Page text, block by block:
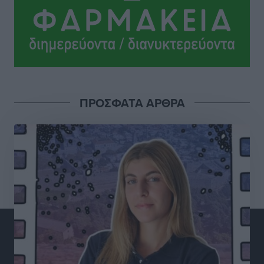
Ειδήσεις πριν 5 ώρες
Γ. Χατζημάρκος από το Μέγαρο Μαξίμου: “Ο
τουρισμός μπορεί να γίνει ο μεγαλύτερος πελάτης της
ελληνικής βιομηχανίας”
Ελλάδα
Ειδήσεις• πριν 5 ώρες
Άκυρες οι εγκύκλιοι που δεν αναρτώνται,
υποχρεωτική η δημοσίευσή τους από την 1η
Οκτωβρίου
Ειδήσεις πριν 5 ώρες
Καύσιμα: «Καίνε» οι τιμές και στα νησιά μας – Γιατί
ΠΡΟΣΦΑΤΑ ΑΡΘΡΑ